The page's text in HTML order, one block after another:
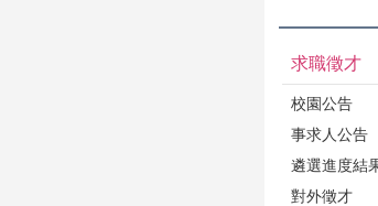
求職徵才
校園公告
事求人公告
遴選進度結
對外徵才